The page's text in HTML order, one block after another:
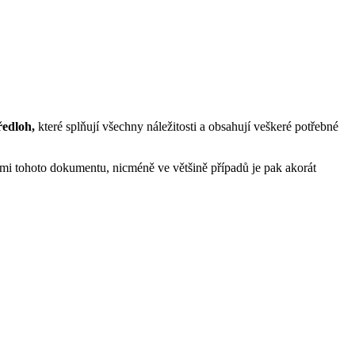
které splňují všechny náležitosti a obsahují veškeré potřebné
tohoto dokumentu, nicméně ve většině případů je pak akorát